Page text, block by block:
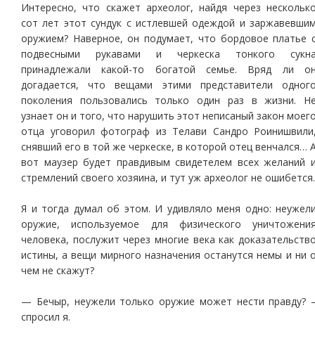
Интересно, что скажет археолог, найдя через
сот лет этот сундук с истлевшей одеждой и
оружием? Наверное, он подумает, что бордовое платье
подвесными рукавами и черкеска тонкого
принадлежали какой-то богатой семье. Вряд ли
догадается, что вещами этими представители
поколения пользовались только один раз в жизни.
узнает он и того, что нарушить этот неписаный закон
отца уговорил фотограф из Телави Сандро
снявший его в той же черкеске, в которой отец венчался…
вот маузер будет правдивым свидетелем всех желаний
стремлений своего хозяина, и тут уж археолог не ошибется.
Я и тогда думал об этом. И удивляло меня одно:
оружие, используемое для физического
человека, послужит через многие века как
истины, а вещи мирного назначения останутся немы и ни
чем не скажут?
— Бечыр, неужели только оружие может нести правду?
спросил я.